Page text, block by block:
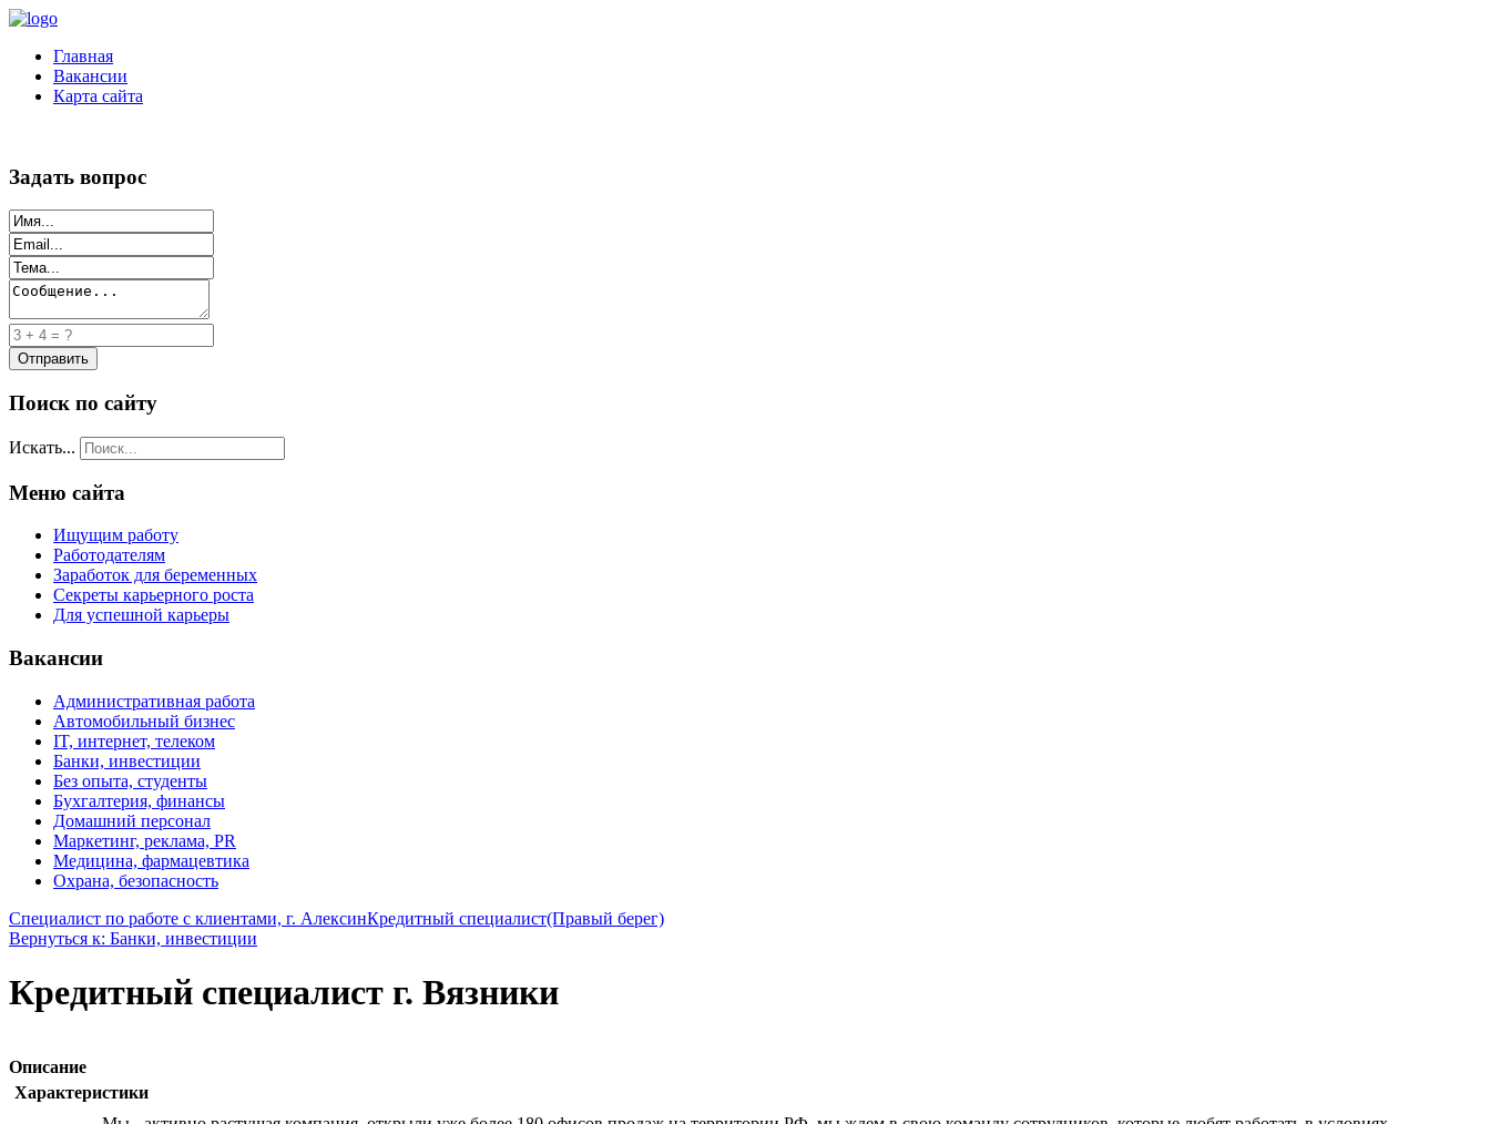
Главная
Вакансии
Карта сайта
Задать вопрос
Поиск по сайту
Искать...
Меню сайта
Ищущим работу
Работодателям
Заработок для беременных
Секреты карьерного роста
Для успешной карьеры
Вакансии
Административная работа
Автомобильный бизнес
IT, интернет, телеком
Банки, инвестиции
Без опыта, студенты
Бухгалтерия, финансы
Домашний персонал
Маркетинг, реклама, PR
Медицина, фармацевтика
Охрана, безопасность
Специалист по работе с клиентами, г. АлексинКредитный специалист(Правый берег)
Вернуться к: Банки, инвестиции
Кредитный специалист г. Вязники
Описание
Характеристики